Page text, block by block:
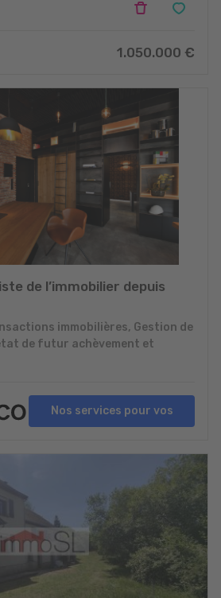
1.050.000 €
de l’immobilier depuis
immobilières, Gestion de
de futur achèvement et
Nos services pour vos